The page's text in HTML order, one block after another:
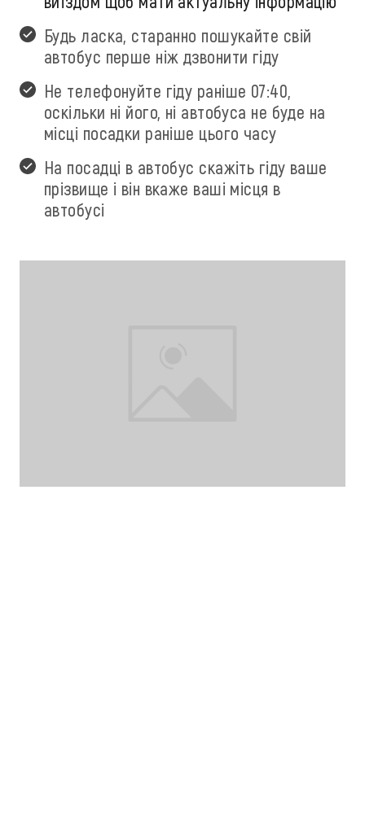
Будь ласка, старанно пошукайте свій
автобус перше ніж дзвонити гіду
Не телефонуйте гіду раніше 07:40,
оскільки ні його, ні автобуса не буде на
місці посадки раніше цього часу
На посадці в автобус скажіть гіду ваше
прізвище і він вкаже ваші місця в
автобусі